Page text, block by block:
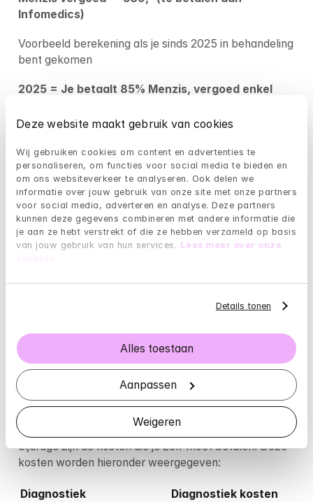
Deze website maakt gebruik van cookies
Wij gebruiken cookies om content en advertenties te
personaliseren, om functies voor social media te bieden en
om ons websiteverkeer te analyseren. Ook delen we
informatie over jouw gebruik van onze site met onze partners
voor social media, adverteren en analyse. Deze partners
kunnen deze gegevens combineren met andere informatie die
je aan ze hebt verstrekt of die ze hebben verzameld op basis
van jouw gebruik van hun services. Lees meer over onze
Details tonen
Alles toestaan
Aanpassen
Weigeren
Infomedics)
Voorbeeld berekening als je sinds 2025 in behandeling
bent gekomen
2025 = Je betaalt 85% Menzis, vergoed enkel
€272-, (eigen risico)
€14,- (uitbetaald Menzis)
€88,- (eigen bijdrage)
In totaal betaal je je eigen risico, het deel wat
Menzis vergoed en een eigen bijdrage = 374,- (te
Menzis Basis & Menzis Basis
Voordelig
(Ook VinkVink en Anderzorg)
61,12 % wordt vergoed. De kosten voor eigen
bijdrage zijn de kosten die je zelf moet betalen. Deze
kosten worden hieronder weergegeven:
Diagnostiek
Diagnostiek kosten